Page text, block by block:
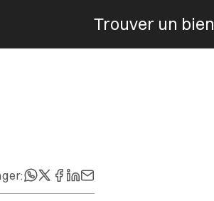
:
Trouver un bien
Menu